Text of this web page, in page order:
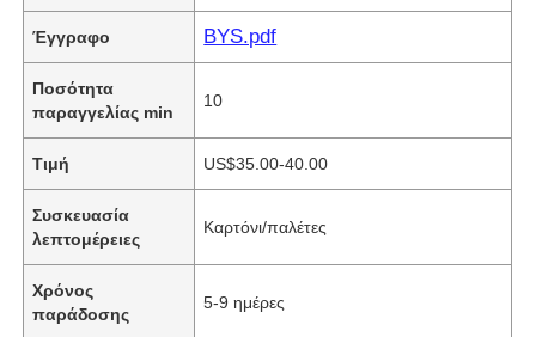
Έγγραφο BYS.pdf
Ποσότητα
παραγγελίας min
10
Τιμή US$35.00-40.00
Συσκευασία
λεπτομέρειες
Καρτόνι/παλέτες
Χρόνος
παράδοσης
5-9 ημέρες